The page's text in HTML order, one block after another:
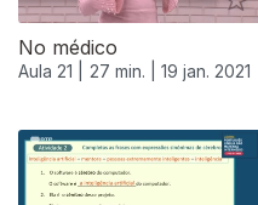
No médico
Aula 21 | 27 min. | 19 jan. 2021
520665